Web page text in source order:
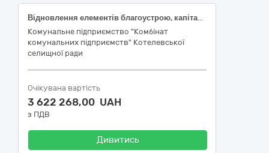
Відновлення елементів благоустрою, капітальний ремонт території парку Слави по вулиці Полтавський шлях, з облаштуванням Алеї Слави земляків-Героїв, які віддали життя за Україну, в селищі Котельва Полтавського району Полтавської області
Комунальне підприємство "Комбінат
комунальних підприємств" Котелевської
селищної ради
Очікувана вартість
3 622 268,00 UAH
з ПДВ
Дивитись